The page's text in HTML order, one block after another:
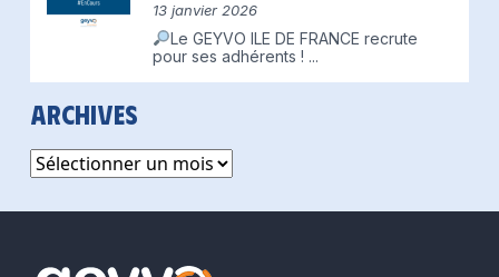
13 janvier 2026
Le GEYVO ILE DE FRANCE recrute
pour ses adhérents ! ...
Archives
Archives